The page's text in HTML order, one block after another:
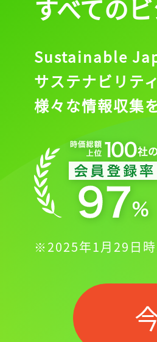
すべての
Sustainable
サステナビリテ
様々な情報収集
※2025年1月29日時